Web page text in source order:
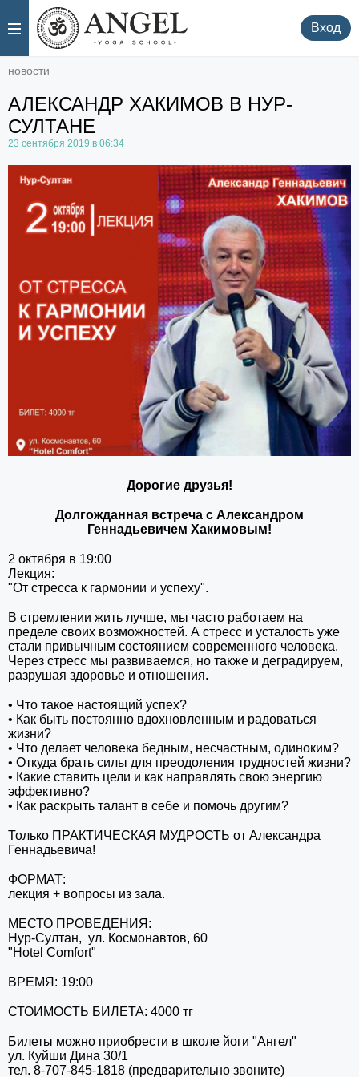
. Вход
новости
АЛЕКСАНДР ХАКИМОВ В НУР-
СУЛТАНЕ
23 сентября 2019 в 06:34
Дорогие друзья!
Долгожданная встреча с Александром
Геннадьевичем Хакимовым!
2 октября в 19:00
Лекция:
"От стресса к гармонии и успеху".
В стремлении жить лучше, мы часто работаем на
пределе своих возможностей. А стресс и усталость уже
стали привычным состоянием современного человека.
Через стресс мы развиваемся, но также и деградируем,
разрушая здоровье и отношения.
• Что такое настоящий успех?
• Как быть постоянно вдохновленным и радоваться
жизни?
• Что делает человека бедным, несчастным, одиноким?
• Откуда брать силы для преодоления трудностей жизни?
• Какие ставить цели и как направлять свою энергию
эффективно?
• Как раскрыть талант в себе и помочь другим?
Только ПРАКТИЧЕСКАЯ МУДРОСТЬ от Александра
Геннадьевича!
ФОРМАТ:
лекция + вопросы из зала.
МЕСТО ПРОВЕДЕНИЯ:
Нур-Султан, ул. Космонавтов, 60
"Hotel Comfort"
ВРЕМЯ: 19:00
СТОИМОСТЬ БИЛЕТА: 4000 тг
Билеты можно приобрести в школе йоги "Ангел"
ул. Куйши Дина 30/1
тел. 8-707-845-1818 (предварительно звоните)